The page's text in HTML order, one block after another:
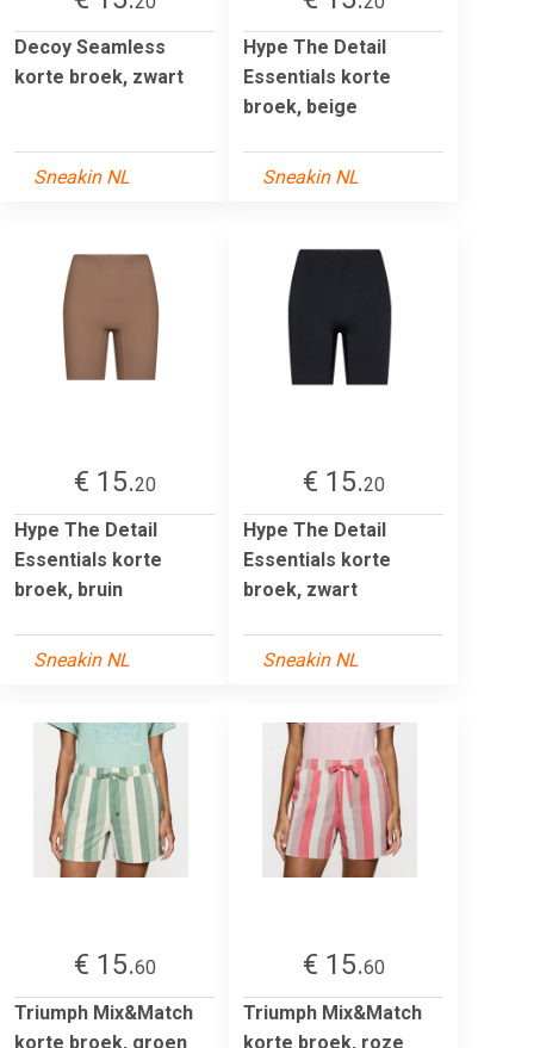
Decoy Seamless
korte broek, zwart
Sneakin NL
Hype The Detail
Essentials korte
broek, beige
Sneakin NL
€ 15.20
Hype The Detail
Essentials korte
broek, bruin
Sneakin NL
€ 15.20
Hype The Detail
Essentials korte
broek, zwart
Sneakin NL
€ 15.60
Triumph Mix&Match
korte broek, groen
€ 15.60
Triumph Mix&Match
korte broek, roze